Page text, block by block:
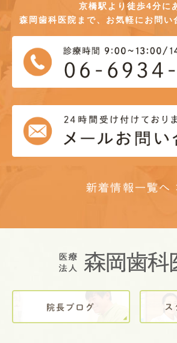
京橋駅より徒歩4分に
森岡歯科医院まで、お気軽にお問い
新着情報一覧へ